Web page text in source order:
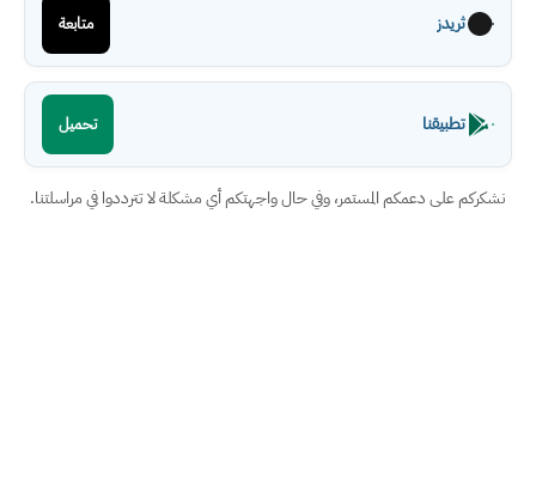
ثريدز متابعة
تطبيقنا تحميل
نشكركم على دعمكم المستمر، وفي حال واجهتكم أي مشكلة لا تترددوا في مراسلتنا.